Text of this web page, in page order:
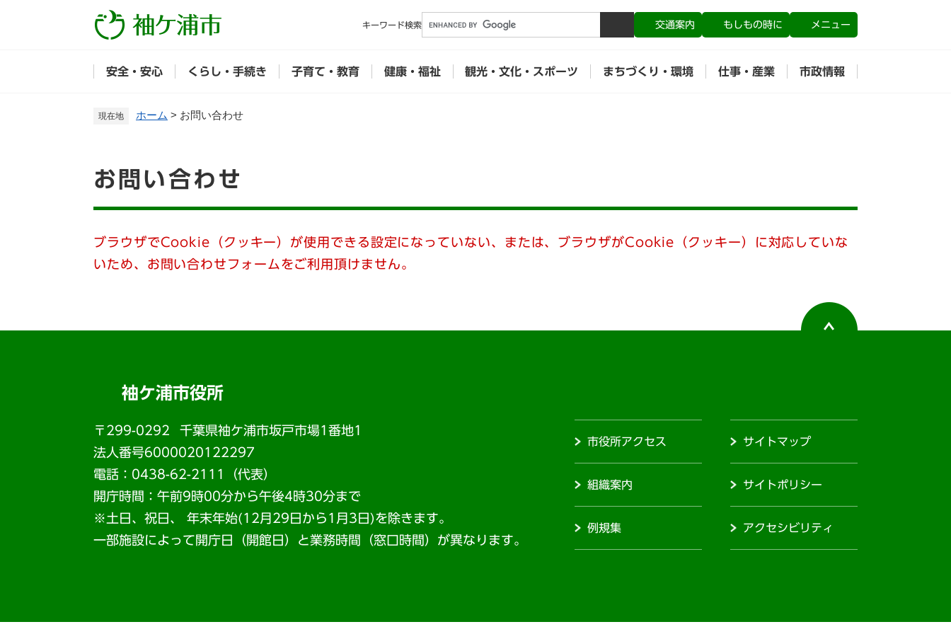
メニューを飛ばして本文へ
キーワード検索 交通案内 もしもの時に メニュー
安全・安心 くらし・手続き 子育て・教育 健康・福祉 観光・文化・スポーツ まちづくり・環境 仕事・産業 市政情報
現在地 ホーム > お問い合わせ
文
お問い合わせ
ブラウザでCookie（クッキー）が使用できる設定になっていない、または、ブラウザがCookie（クッキー）に対応していな
いため、お問い合わせフォームをご利用頂けません。
袖ケ浦市役所
〒299-0292
千葉県袖ケ浦市坂戸市場1番地1
法人番号6000020122297
電話：0438-62-2111（代表）
開庁時間：午前9時00分から午後4時30分まで
※土日、祝日、 年末年始(12月29日から1月3日)を除きます。
一部施設によって開庁日（開館日）と業務時間（窓口時間）が異なります。
市役所アクセス
組織案内
例規集
サイトマップ
サイトポリシー
アクセシビリティ